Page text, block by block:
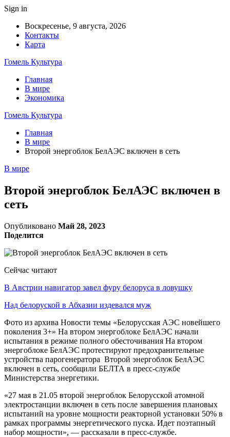
Sign in
Воскресенье, 9 августа, 2026
Контакты
Карта
Гомель Культура
Главная
В мире
Экономика
Гомель Культура
Главная
В мире
Второй энергоблок БелАЭС включен в сеть
В мире
Второй энергоблок БелАЭС включен в
сеть
Опубликовано Май 28, 2023
Поделится
Сейчас читают
В Австрии навигатор завел фуру белоруса в ловушку
Над белоруской в Абхазии издевался муж
Фото из архива Новости темы «Белорусская АЭС новейшего
поколения 3+» На втором энергоблоке БелАЭС начали
испытания в режиме полного обесточивания На втором
энергоблоке БелАЭС протестируют предохранительные
устройства парогенератора Второй энергоблок БелАЭС
включен в сеть, сообщили БЕЛТА в пресс-службе
Министерства энергетики.
«27 мая в 21.05 второй энергоблок Белорусской атомной
электростанции включен в сеть после завершения плановых
испытаний на уровне мощности реакторной установки 50% в
рамках программы энергетического пуска. Идет поэтапный
набор мощности», — рассказали в пресс-службе.